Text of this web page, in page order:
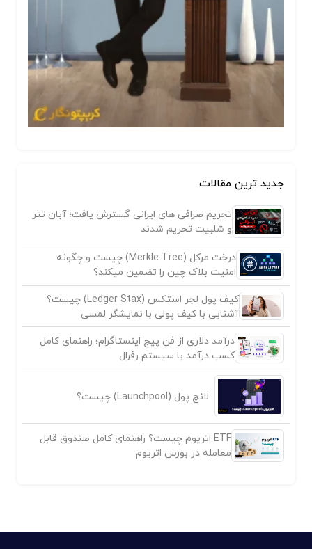
جدید ترین مقالات
تحریم صرافی های ایرانی گسترش یافت؛ آبان تتر
و شلبیت تحریم شدند
درخت مرکل (Merkle Tree) چیست و چگونه
امنیت بلاک چین را تضمین میکند؟
کیف پول لجر استکس (Ledger Stax) چیست؟
آشنایی با کیف پولی با نمایشگر لمسی
درآمد دلاری از فن پیج اینستاگرام؛ راهنمای کامل
کسب درآمد با سیستم رفرال
لانچ پول (Launchpool) چیست؟
ETF اتریوم چیست؟ راهنمای کامل صندوق قابل
معامله در بورس اتریوم